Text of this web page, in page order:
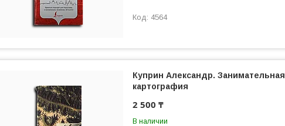
4564
Куприн Александр. Занимательная
картография
2 500 ₸
В наличии